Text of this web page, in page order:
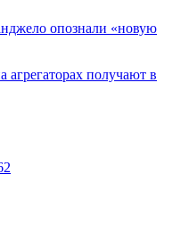
опознали «новую
получают в